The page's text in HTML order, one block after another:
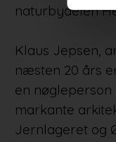
naturbydelen
Klaus Jepsen,
næsten 20 års
en
markante
Jernlageret og